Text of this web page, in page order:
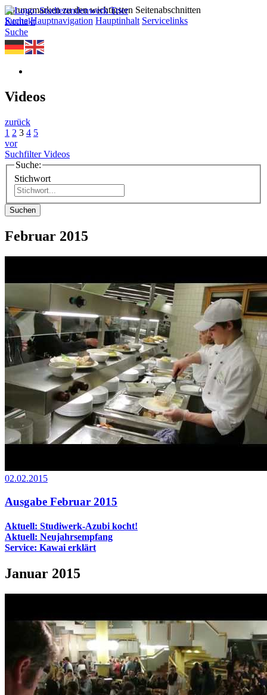
Sprungmarken zu den wichtigsten Seitenabschnitten
Suche Hauptnavigation Hauptinhalt Servicelinks
Kontakt
Suche
Videos
zurück
1 2 3 4 5
vor
Suchfilter Videos
Suche:
Stichwort
Suchen
Februar 2015
02.02.2015
Ausgabe Februar 2015
Aktuell: Studiwerk-Azubi kocht!
Aktuell: Neujahrsempfang
Service: Kawai erklärt
Januar 2015